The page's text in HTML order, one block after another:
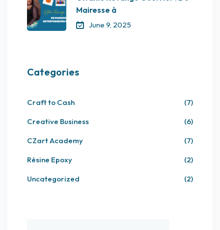
Mairesse à
June 9, 2025
Categories
Craft to Cash (7)
Creative Business (6)
CZart Academy (7)
Résine Epoxy (2)
Uncategorized (2)